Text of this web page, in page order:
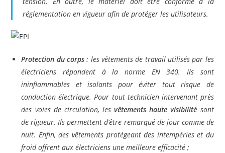
réglementation en vigueur afin de protéger les utilisateurs.
Protection du corps : les vêtements de travail utilisés par les
électriciens répondent à la norme EN 340. Ils sont
ininflammables et isolants pour éviter tout risque de
conduction électrique. Pour tout technicien intervenant près
des voies de circulation, lesvêtements haute visibilité sont
de rigueur. Ils permettent d’être remarqué de jour comme de
nuit. Enfin, des vêtements protégeant des intempéries et du
froid offrent aux électriciens une meilleure efficacité ;